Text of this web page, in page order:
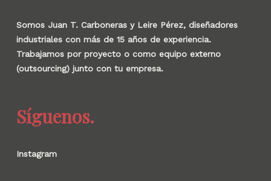
Somos Juan T. Carboneras y Leire Pérez, diseñadores
industriales con más de 15 años de experiencia.
Trabajamos por proyecto o como equipo externo
(outsourcing) junto con tu empresa.
Síguenos.
Instagram